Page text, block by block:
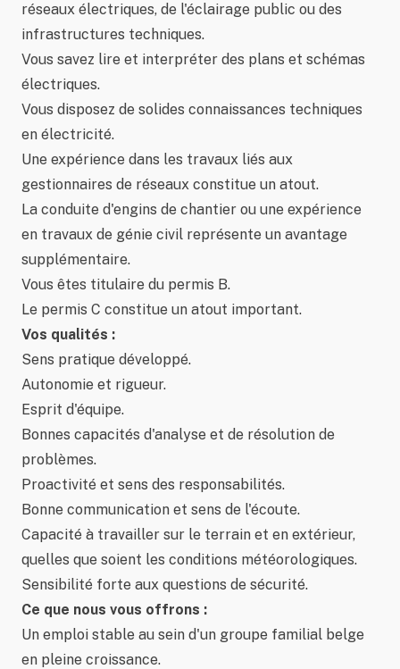
réseaux électriques, de l'éclairage public ou des
infrastructures techniques.
Vous savez lire et interpréter des plans et schémas
électriques.
Vous disposez de solides connaissances techniques
en électricité.
Une expérience dans les travaux liés aux
gestionnaires de réseaux constitue un atout.
La conduite d'engins de chantier ou une expérience
en travaux de génie civil représente un avantage
supplémentaire.
Vous êtes titulaire du permis B.
Le permis C constitue un atout important.
Vos qualités :
Sens pratique développé.
Autonomie et rigueur.
Esprit d'équipe.
Bonnes capacités d'analyse et de résolution de
problèmes.
Proactivité et sens des responsabilités.
Bonne communication et sens de l'écoute.
Capacité à travailler sur le terrain et en extérieur,
quelles que soient les conditions météorologiques.
Sensibilité forte aux questions de sécurité.
Ce que nous vous offrons :
Un emploi stable au sein d'un groupe familial belge
en pleine croissance.